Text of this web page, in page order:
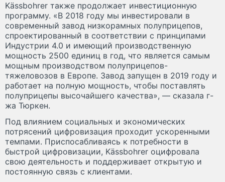
Kässbohrer также продолжает инвестиционную
программу. «В 2018 году мы инвестировали в
современный завод низкорамных полуприцепов,
спроектированный в соответствии с принципами
Индустрии 4.0 и имеющий производственную
мощность 2500 единиц в год, что является самым
мощным производством полуприцепов-
тяжеловозов в Европе. Завод запущен в 2019 году и
работает на полную мощность, чтобы поставлять
полуприцепы высочайшего качества», — сказала г-
жа Тюркен.
Под влиянием социальных и экономических
потрясений цифровизация проходит ускоренными
темпами. Приспосабливаясь к потребности в
быстрой цифровизации, Kässbohrer оцифровала
свою деятельность и поддерживает открытую и
постоянную связь с клиентами.